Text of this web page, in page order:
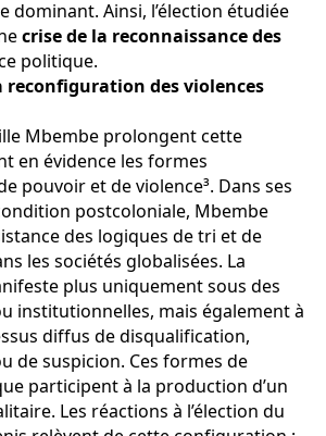
dominant. Ainsi, l’élection étudiée
crise de la reconnaissance des
politique.
reconfiguration des violences
Mbembe prolongent cette
en évidence les formes
pouvoir et de violence³. Dans ses
postcoloniale, Mbembe
des logiques de tri et de
les sociétés globalisées. La
plus uniquement sous des
institutionnelles, mais également à
diffus de disqualification,
de suspicion. Ces formes de
participent à la production d’un
Les réactions à l’élection du